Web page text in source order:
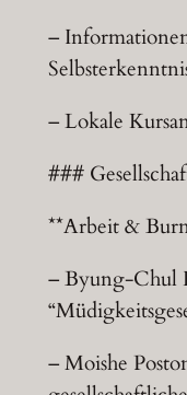
–
– Lokale
###
**Arbeit &
– Byung-Chul
– Moishe